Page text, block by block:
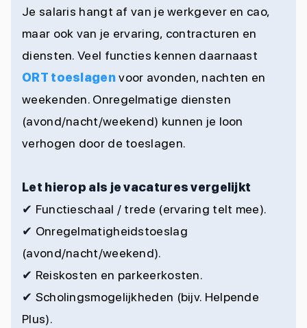
Je salaris hangt af van je werkgever en cao,
maar ook van je ervaring, contracturen en
diensten. Veel functies kennen daarnaast
ORT toeslagenvoor avonden, nachten en
weekenden. Onregelmatige diensten
(avond/nacht/weekend) kunnen je loon
verhogen door de toeslagen.
Let hierop als je vacatures vergelijkt
✔ Functieschaal / trede (ervaring telt mee).
✔ Onregelmatigheidstoeslag
(avond/nacht/weekend).
✔ Reiskosten en parkeerkosten.
✔ Scholingsmogelijkheden (bijv. Helpende
Plus).